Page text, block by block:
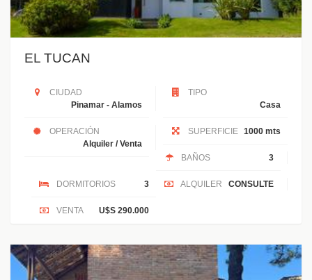
EL TUCAN
CIUDAD
Pinamar - Alamos
TIPO
Casa
OPERACIÓN
Alquiler / Venta
SUPERFICIE 1000 mts
BAÑOS 3
DORMITORIOS 3 ALQUILER CONSULTE
VENTA U$S 290.000